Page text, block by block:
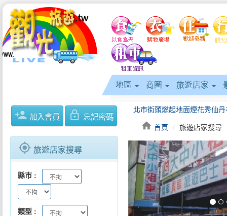
地區 商圈 旅遊店家
person_add 加入會員 lock_outline 忘記密碼
gps_fixed 旅遊店家搜尋
縣市
類型
home 首頁 旅遊店家搜尋
keyboard_arrow_left